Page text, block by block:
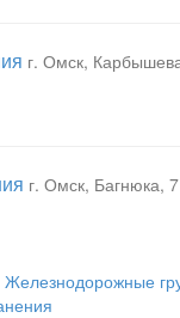
г. Омск,
г. Омск, Багнюка, 7
Железнодорожные